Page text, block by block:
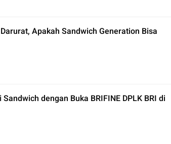
Apakah Sandwich Generation Bisa
dengan Buka BRIFINE DPLK BRI di